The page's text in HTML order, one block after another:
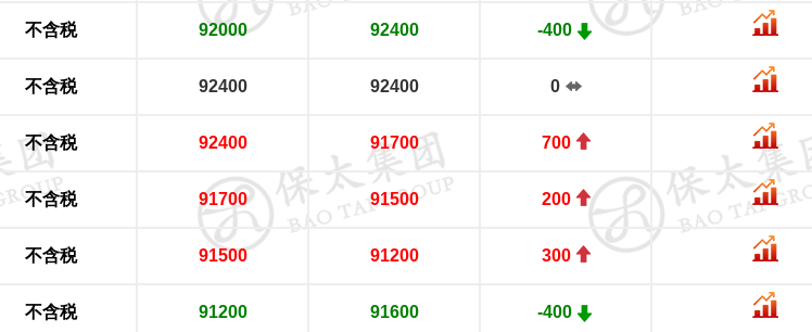
不含税 92000 92400 -400
不含税 92400 92400 0
不含税 92400 91700 700
不含税 91700 91500 200
不含税 91500 91200 300
不含税 91200 91600 -400